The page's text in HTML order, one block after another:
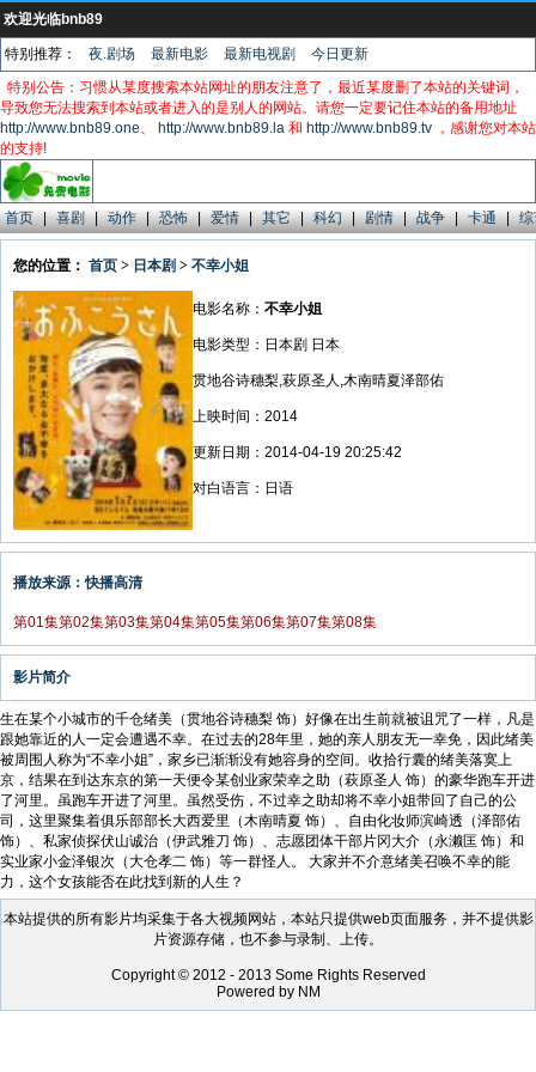
欢迎光临bnb89
特别推荐： 夜.剧场 最新电影 最新电视剧
今日更新
特别公告：习惯从某度搜索本站网址的朋友注意了，最近某度删了本站的关键词，
导致您无法搜索到本站或者进入的是别人的网站。请您一定要记住本站的备用地址
http://www.bnb89.one、 http://www.bnb89.la 和 http://www.bnb89.tv ，感谢您对本站
的支持!
首页 | 喜剧 | 动作 | 恐怖 | 爱情 | 其它 | 科幻 | 剧情 | 战争 | 卡通 |
您的位置： 首页 > 日本剧 > 不幸小姐
电影名称： 不幸小姐
电影类型：日本剧 日本
贯地谷诗穗梨,萩原圣人,木南晴夏泽部佑
上映时间：2014
更新日期：2014-04-19 20:25:42
对白语言：日语
播放来源：快播高清
第01集第02集第03集第04集第05集第06集第07集第08集
影片简介
生在某个小城市的千仓绪美（贯地谷诗穗梨 饰）好像在出生前就被诅咒了一样，凡是
跟她靠近的人一定会遭遇不幸。在过去的28年里，她的亲人朋友无一幸免，因此绪美
被周围人称为“不幸小姐”，家乡已渐渐没有她容身的空间。收拾行囊的绪美落寞上
京，结果在到达东京的第一天便令某创业家荣幸之助（萩原圣人 饰）的豪华跑车开进
了河里。虽跑车开进了河里。虽然受伤，不过幸之助却将不幸小姐带回了自己的公
司，这里聚集着俱乐部部长大西爱里（木南晴夏 饰）、自由化妆师滨崎透（泽部佑
饰）、私家侦探伏山诚治（伊武雅刀 饰）、志愿团体干部片冈大介（永濑匡 饰）和
实业家小金泽银次（大仓孝二 饰）等一群怪人。 大家并不介意绪美召唤不幸的能
力，这个女孩能否在此找到新的人生？
本站提供的所有影片均采集于各大视频网站，本站只提供web页面服务，并不提供影
片资源存储，也不参与录制、上传。
Copyright © 2012 - 2013 Some Rights Reserved
Powered by NM